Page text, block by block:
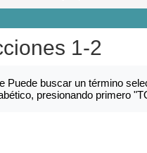
1-2
Puede buscar un término
presionando primero